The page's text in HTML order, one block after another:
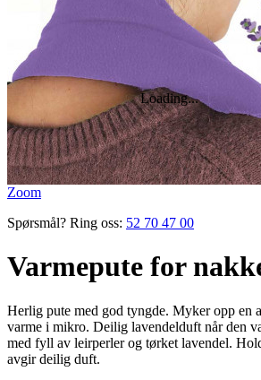
Zoom
Spørsmål? Ring oss: 52 70 47 00
Varmepute for
Herlig pute med god tyngde. Myker opp en
varme i mikro. Deilig lavendelduft når den
med fyll av leir­perler og tørket lavendel.
avgir deilig duft.